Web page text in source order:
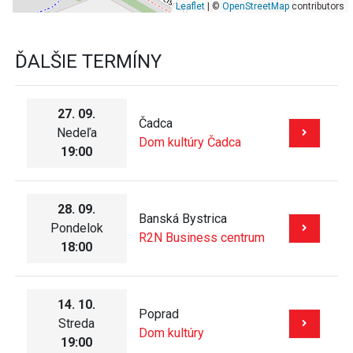
Leaflet| © OpenStreetMapcontributors
ĎALŠIE TERMÍNY
27. 09.
Nedeľa
19:00
Čadca
Dom kultúry Čadca
28. 09.
Pondelok
18:00
Banská Bystrica
R2N Business centrum
14. 10.
Streda
19:00
Poprad
Dom kultúry